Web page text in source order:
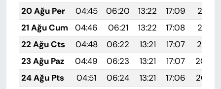
20 Ağu Per
04:45 06:20 13:22 17:09
20:13
21 Ağu Cum
04:46 06:21 13:22 17:08
20:12
22 Ağu Cts
04:48 06:22 13:21 17:07
20:10
23 Ağu Paz
04:49 06:23 13:21 17:07
20:09
24 Ağu Pts
04:51 06:24 13:21 17:06
20:07